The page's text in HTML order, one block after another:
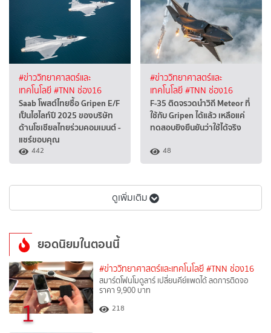
#ข่าววิทยาศาสตร์และ
เทคโนโลยี#TNN ช่อง16
Saab โพสต์ไทยซื้อ Gripen E/F
เป็นไฮไลท์ปี 2025 ของบริษัท
ด้านโซเชียลไทยร่วมคอมเมนต์ -
แชร์ขอบคุณ
442
#ข่าววิทยาศาสตร์และ
เทคโนโลยี#TNN ช่อง16
F-35 ติดจรวดนำวิถี Meteor ที่
ใช้กับ Gripen ได้แล้ว เหลือแค่
ทดสอบยิงยืนยันว่าใช้ได้จริง
48
ดูเพิ่มเติม
ยอดนิยมในตอนนี้
1
#ข่าววิทยาศาสตร์และเทคโนโลยี #TNN ช่อง16
สมาร์ตโฟนโมดูลาร์ เปลี่ยนคีย์แพดได้ ลดการติดจอ
ราคา 9,900 บาท
218